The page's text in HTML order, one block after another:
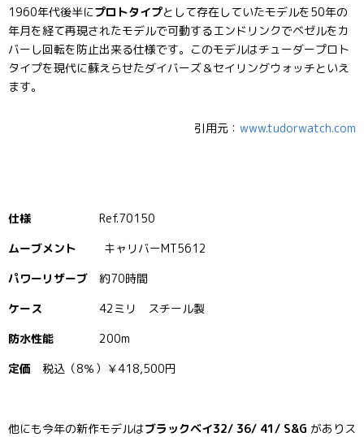
1960年代後半にプロトタイプとして存在していたモデルを50年の
年月を経て再現されたモデルで可動するエンドリンクでベゼルをカ
バーし回転を防止出来る仕様です。このモデルはチューダープロト
タイプを現代に蘇えらせたダイバーズ＆セイリングウォッチといえ
ます。
引用元： www.tudorwatch.com
仕様
Ref.70150
ムーブメント キャリバーMT5612
パワーリザーブ 約70時間
ケース 42ミリ スチール製
防水性能 200m
定価 税込（8％）￥418,500円
他にも今年の新作モデルはブラックベイ32/ 36/ 41/ S&G がありス